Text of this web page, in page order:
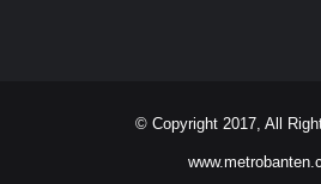
© Copyright 2017, All